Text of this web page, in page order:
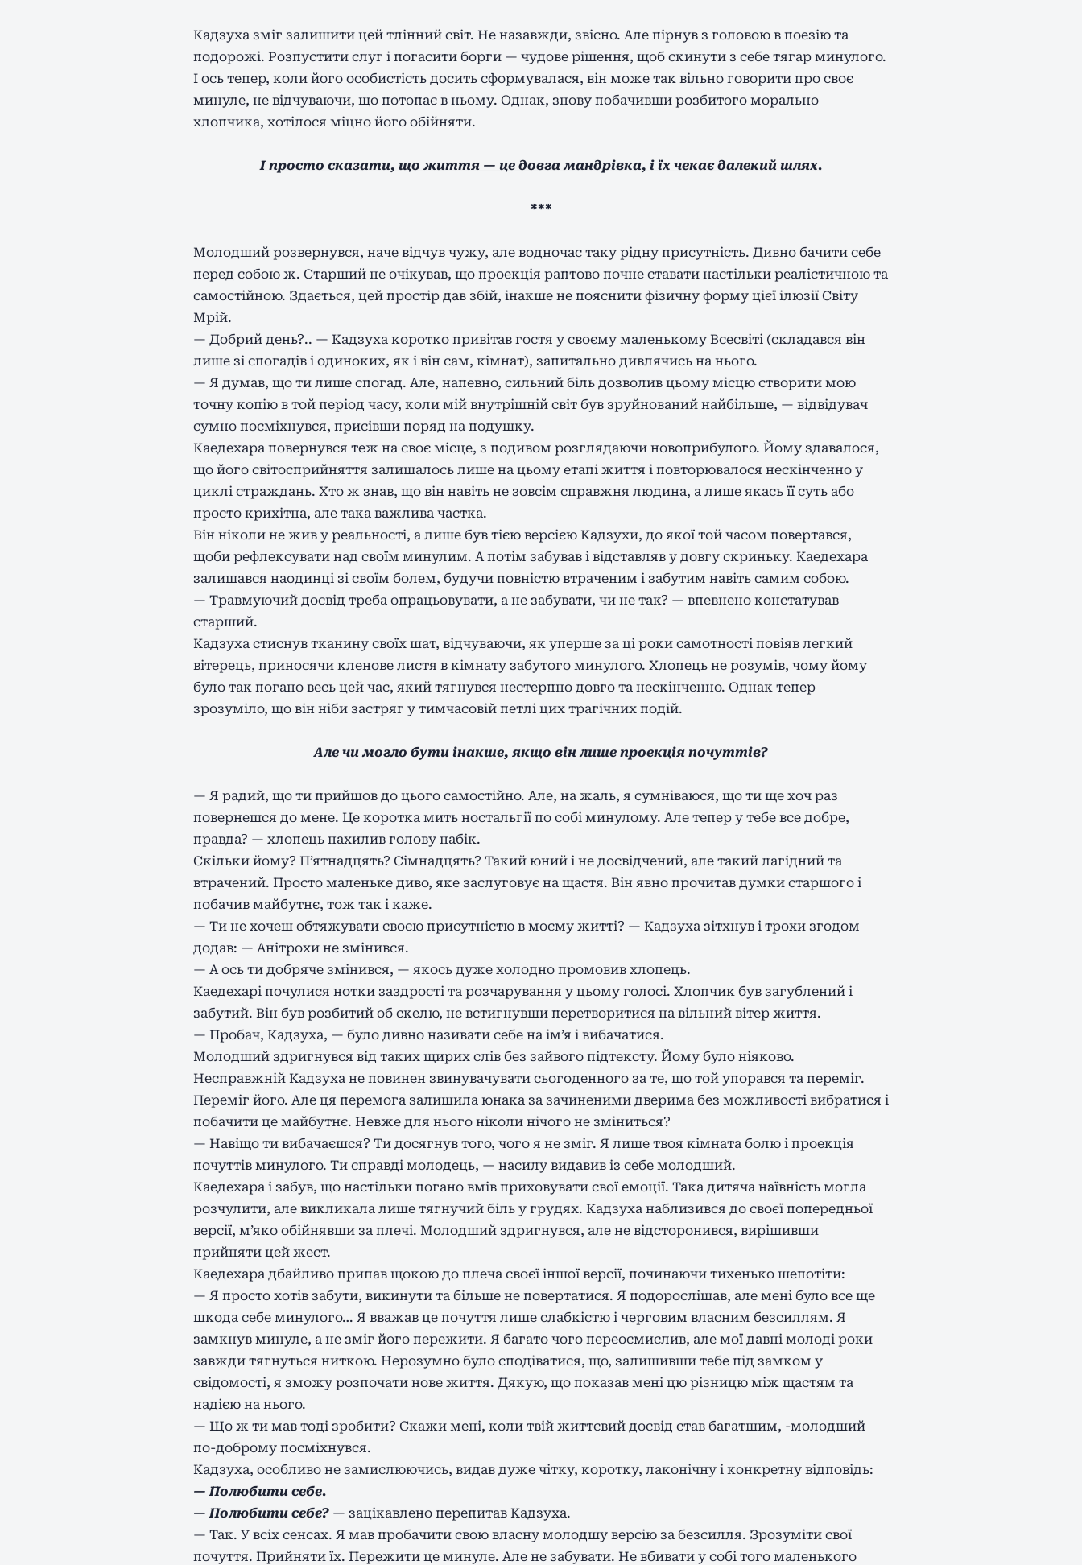
Кадзуха зміг залишити цей тлінний світ. Не назавжди, звісно. Але пірнув з головою в поезію та
подорожі. Розпустити слуг і погасити борги — чудове рішення, щоб скинути з себе тягар минулого.
І ось тепер, коли його особистість досить сформувалася, він може так вільно говорити про своє
минуле, не відчуваючи, що потопає в ньому. Однак, знову побачивши розбитого морально
хлопчика, хотілося міцно його обійняти.
І просто сказати, що життя — це довга мандрівка, і їх чекає далекий шлях.
***
Молодший розвернувся, наче відчув чужу, але водночас таку рідну присутність. Дивно бачити себе
перед собою ж. Старший не очікував, що проекція раптово почне ставати настільки реалістичною та
самостійною. Здається, цей простір дав збій, інакше не пояснити фізичну форму цієї ілюзії Світу
Мрій.
— Добрий день?.. — Кадзуха коротко привітав гостя у своєму маленькому Всесвіті (складався він
лише зі спогадів і одиноких, як і він сам, кімнат), запитально дивлячись на нього.
— Я думав, що ти лише спогад. Але, напевно, сильний біль дозволив цьому місцю створити мою
точну копію в той період часу, коли мій внутрішній світ був зруйнований найбільше, — відвідувач
сумно посміхнувся, присівши поряд на подушку.
Каедехара повернувся теж на своє місце, з подивом розглядаючи новоприбулого. Йому здавалося,
що його світосприйняття залишалось лише на цьому етапі життя і повторювалося нескінченно у
циклі страждань. Хто ж знав, що він навіть не зовсім справжня людина, а лише якась її суть або
просто крихітна, але така важлива частка.
Він ніколи не жив у реальності, а лише був тією версією Кадзухи, до якої той часом повертався,
щоби рефлексувати над своїм минулим. А потім забував і відставляв у довгу скриньку. Каедехара
залишався наодинці зі своїм болем, будучи повністю втраченим і забутим навіть самим собою.
— Травмуючий досвід треба опрацьовувати, а не забувати, чи не так? — впевнено констатував
старший.
Кадзуха стиснув тканину своїх шат, відчуваючи, як уперше за ці роки самотності повіяв легкий
вітерець, приносячи кленове листя в кімнату забутого минулого. Хлопець не розумів, чому йому
було так погано весь цей час, який тягнувся нестерпно довго та нескінченно. Однак тепер
зрозуміло, що він ніби застряг у тимчасовій петлі цих трагічних подій.
Але чи могло бути інакше, якщо він лише проекція почуттів?
— Я радий, що ти прийшов до цього самостійно. Але, на жаль, я сумніваюся, що ти ще хоч раз
повернешся до мене. Це коротка мить ностальгії по собі минулому. Але тепер у тебе все добре,
правда? — хлопець нахилив голову набік.
Скільки йому? П’ятнадцять? Сімнадцять? Такий юний і не досвідчений, але такий лагідний та
втрачений. Просто маленьке диво, яке заслуговує на щастя. Він явно прочитав думки старшого і
побачив майбутнє, тож так і каже.
— Ти не хочеш обтяжувати своєю присутністю в моєму житті? — Кадзуха зітхнув і трохи згодом
додав: — Анітрохи не змінився.
— А ось ти добряче змінився, — якось дуже холодно промовив хлопець.
Каедехарі почулися нотки заздрості та розчарування у цьому голосі. Хлопчик був загублений і
забутий. Він був розбитий об скелю, не встигнувши перетворитися на вільний вітер життя.
— Пробач, Кадзуха, — було дивно називати себе на ім’я і вибачатися.
Молодший здригнувся від таких щирих слів без зайвого підтексту. Йому було ніяково.
Несправжній Кадзуха не повинен звинувачувати сьогоденного за те, що той упорався та переміг.
Переміг його. Але ця перемога залишила юнака за зачиненими дверима без можливості вибратися і
побачити це майбутнє. Невже для нього ніколи нічого не зміниться?
— Навіщо ти вибачаєшся? Ти досягнув того, чого я не зміг. Я лише твоя кімната болю і проекція
почуттів минулого. Ти справді молодець, — насилу видавив із себе молодший.
Каедехара і забув, що настільки погано вмів приховувати свої емоції. Така дитяча наївність могла
розчулити, але викликала лише тягнучий біль у грудях. Кадзуха наблизився до своєї попередньої
версії, м’яко обійнявши за плечі. Молодший здригнувся, але не відсторонився, вирішивши
прийняти цей жест.
Каедехара дбайливо припав щокою до плеча своєї іншої версії, починаючи тихенько шепотіти:
— Я просто хотів забути, викинути та більше не повертатися. Я подорослішав, але мені було все ще
шкода себе минулого… Я вважав це почуття лише слабкістю і черговим власним безсиллям. Я
замкнув минуле, а не зміг його пережити. Я багато чого переосмислив, але мої давні молоді роки
завжди тягнуться ниткою. Нерозумно було сподіватися, що, залишивши тебе під замком у
свідомості, я зможу розпочати нове життя. Дякую, що показав мені цю різницю між щастям та
надією на нього.
— Що ж ти мав тоді зробити? Скажи мені, коли твій життєвий досвід став багатшим, -молодший
по-доброму посміхнувся.
Кадзуха, особливо не замислюючись, видав дуже чітку, коротку, лаконічну і конкретну відповідь:
— Полюбити себе.
— Полюбити себе? — зацікавлено перепитав Кадзуха.
— Так. У всіх сенсах. Я мав пробачити свою власну молодшу версію за безсилля. Зрозуміти свої
почуття. Прийняти їх. Пережити це минуле. Але не забувати. Не вбивати у собі того маленького